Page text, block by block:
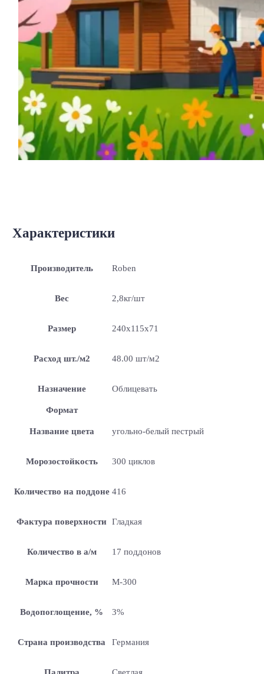
Характеристики
Производитель Roben
Вес 2,8кг/шт
Размер 240x115x71
Расход шт./м2 48.00 шт/м2
Назначение Облицевать
Формат
Название цвета угольно-белый пестрый
Морозостойкость 300 циклов
Количество на поддоне 416
Фактура поверхности Гладкая
Количество в а/м 17 поддонов
Марка прочности М-300
Водопоглощение, % 3%
Страна производства Германия
Палитра Светлая